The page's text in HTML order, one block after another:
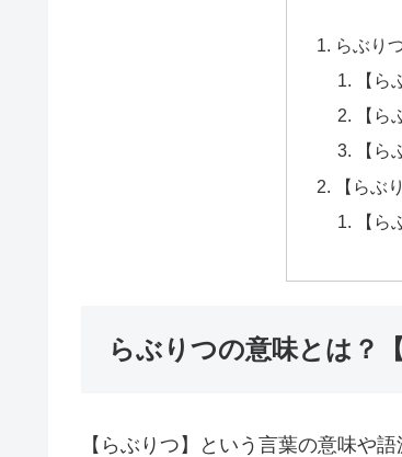
らぶり
【
【
【
【らぶ
【
らぶりつの意味とは？
【らぶりつ】という言葉の意味や語